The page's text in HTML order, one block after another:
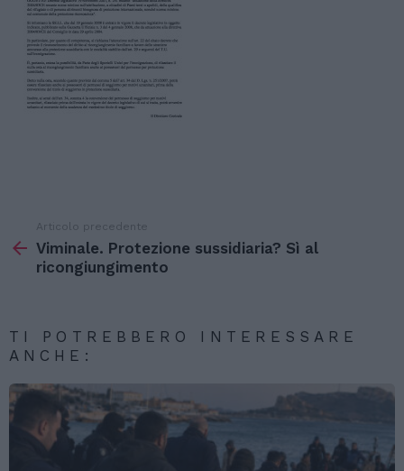
di
Articolo precedente
Viminale. Protezione sussidiaria? Sì al
ricongiungimento
TI POTREBBERO INTERESSARE
ANCHE: